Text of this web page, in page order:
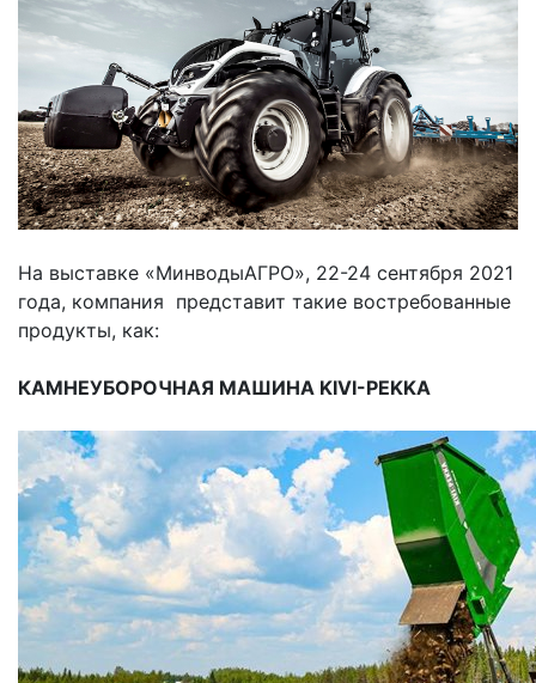
На выставке «МинводыАГРО», 22-24 сентября 2021
года, компания представит такие востребованные
продукты, как:
КАМНЕУБОРОЧНАЯ МАШИНА KIVI-PEKKA